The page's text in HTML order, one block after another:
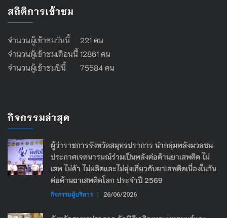
สถิติการเข้าชม
จำนวนผู้เข้าชมวันนี้ 221 คน
จำนวนผู้เข้าชมเดือนนี้ 12861 คน
จำนวนผู้เข้าชมปีนี้ 75584 คน
กิจกรรมล่าสุด
ผู้ว่าราชการจังหวัดสมุทรปราการ นำกลุ่มพลังมวลชน
ประกาศเจตนารมณ์ร่วมเป็นพลังต่อต้านยาเสพติด ไม่
เสพ ไม่ค้า ไม่ผลิตและไม่ยุ่งเกี่ยวกับยาเสพติดเนื่องในวัน
ต่อต้านยาเสพติดโลก ประจำปี 2569
กิจกรรมผู้บริหาร | 26/06/2026